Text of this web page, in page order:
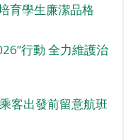
育學生廉潔品格
行動 全力維護治
客出發前留意航班